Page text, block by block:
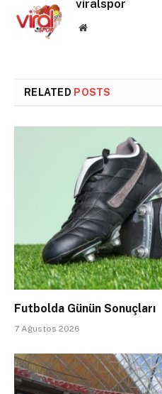
viralspor
Website
RELATED POSTS
Futbolda Günün Sonuçları
7 Ağustos 2026